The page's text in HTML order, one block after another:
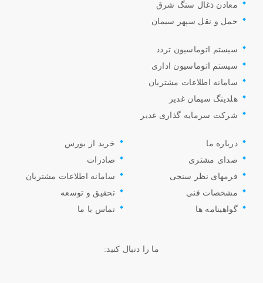
معادن ذغال سنگ شرق
حمل و نقل سپهر سیمان
سیستم اتوماسیون تردد
سیستم اتوماسیون اداری
سامانه اطلاعات مشتریان
هلدینگ سیمان غدیر
شرکت سرمایه گذاری غدیر
درباره ما
صدای مشتری
فرمهای نظر سنجی
مشخصات فنی
گواهینامه ها
خرید از بورس
صادرات
سامانه اطلاعات مشتریان
تحقیق و توسعه
تماس با ما
ما را دنبال کنید: